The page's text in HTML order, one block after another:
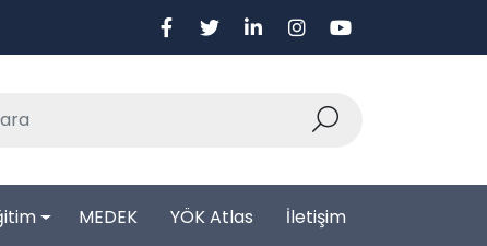
MEDEK YÖK Atlas İletişim